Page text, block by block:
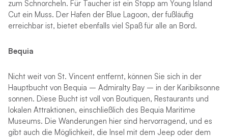
zum Schnorcheln. Für Taucher ist ein Stopp am Young Island
Cut ein Muss. Der Hafen der Blue Lagoon, der fußläufig
erreichbar ist, bietet ebenfalls viel Spaß für alle an Bord.
Bequia
Nicht weit von St. Vincent entfernt, können Sie sich in der
Hauptbucht von Bequia – Admiralty Bay – in der Karibiksonne
sonnen. Diese Bucht ist voll von Boutiquen, Restaurants und
lokalen Attraktionen, einschließlich des Bequia Maritime
Museums. Die Wanderungen hier sind hervorragend, und es
gibt auch die Möglichkeit, die Insel mit dem Jeep oder dem